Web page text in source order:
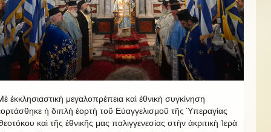
ἐκκλησιαστικὴ μεγαλοπρέπεια καὶ ἐθνικὴ συγκίνηση
ἡ διπλὴ ἑορτὴ τοῦ Εὐαγγελισμοῦ τῆς Ὑπεραγίας
καὶ τῆς ἐθνικῆς μας παλιγγενεσίας στὴν ἀκριτικὴ Ἱερὰ